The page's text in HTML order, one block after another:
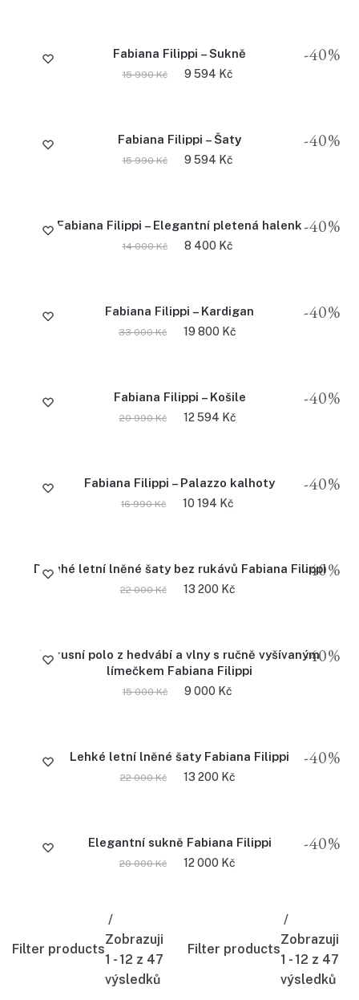
-40%
Fabiana Filippi – Sukně
15 990Kč 9 594 Kč
-40%
Fabiana Filippi – Šatу
15 990Kč 9 594 Kč
-40%
Fabiana Filippi – Elegantní pletená halenk
14 000Kč 8 400 Kč
-40%
Fabiana Filippi – Kardigan
33 000Kč 19 800 Kč
-40%
Fabiana Filippi – Košile
20 990Kč 12 594 Kč
-40%
Fabiana Filippi – Palazzo kalhoty
16 990Kč 10 194 Kč
-40%
Dlouhé letní lněné šaty bez rukávů Fabiana Filippi
22 000Kč 13 200 Kč
-40%
Luxusní polo z hedvábí a vlny s ručně vyšívaným
límečkem Fabiana Filippi
15 000Kč 9 000 Kč
-40%
Lehké letní lněné šaty Fabiana Filippi
22 000Kč 13 200 Kč
-40%
Elegantní sukně Fabiana Filippi
20 000Kč 12 000 Kč
Filter products
Zobrazuji
1 - 12 z 47
výsledků
Filter products
Zobrazuji
1 - 12 z 47
výsledků